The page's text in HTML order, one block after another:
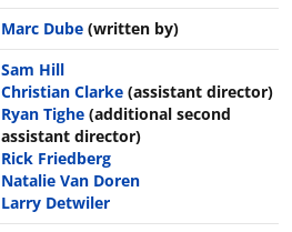
Marc Dube (written by)
Sam Hill
Christian Clarke (assistant director)
Ryan Tighe (additional second
assistant director)
Rick Friedberg
Natalie Van Doren
Larry Detwiler